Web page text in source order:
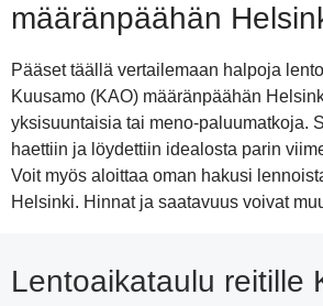
määränpäähän
Pääset täällä vertailemaan halpoja
Kuusamo (KAO) määränpäähän
yksisuuntaisia tai meno-paluumatkoja.
haettiin ja löydettiin idealosta parin
Voit myös aloittaa oman hakusi
Helsinki. Hinnat ja saatavuus voivat
Lentoaikataulu reitille